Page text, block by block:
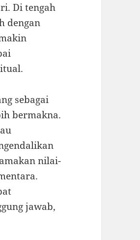
Di tengah
dengan
sebagai
bermakna.
nilai-
jawab,